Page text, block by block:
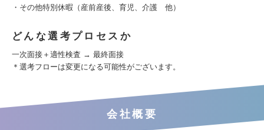
・その他特別休暇（産前産後、育児、介護 他）
どんな選考プロセスか
一次面接＋適性検査 → 最終面接
＊選考フローは変更になる可能性がございます。
会社概要